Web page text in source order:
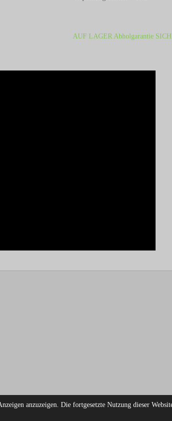
anzuzeigen. Die fortgesetzte Nutzung dieser
AUF LAGER Abholgarantie